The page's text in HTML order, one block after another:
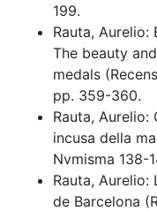
199.
Rauta, Aurelio:
The beauty
medals
pp. 359-360.
Rauta, Aurelio:
incusa della
Nvmisma 138-
Rauta, Aurelio:
de Barcelona